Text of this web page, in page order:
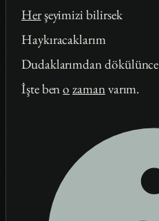
Herşeyimizi bilirsek
Haykıracaklarım
Dudaklarımdan dökülünce
İşte beno zamanvarım.